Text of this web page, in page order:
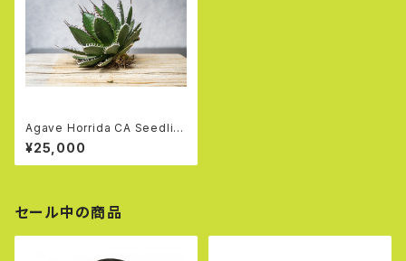
Agave Horrida CA Seedlin
g②
¥25,000
セール中の商品